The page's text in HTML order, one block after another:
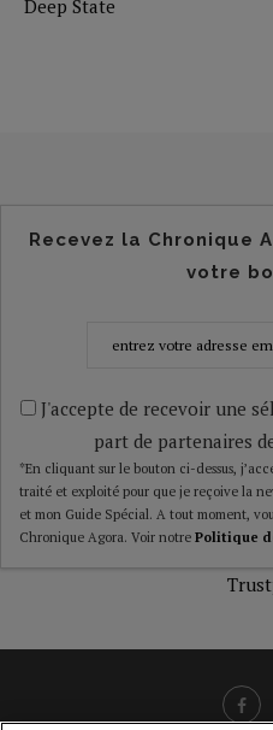
Deep State
Recevez la Chronique
votre
J'accepte de recevoir une
part de partenaires
*En cliquant sur le bouton ci-dessus,
traité et exploité pour que je reçoive la
et mon Guide Spécial. A tout moment,
Chronique Agora. Voir notre Politique